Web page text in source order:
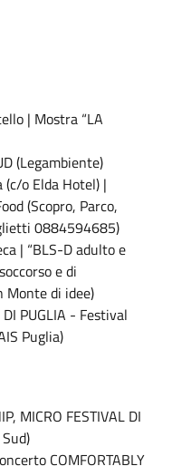
| Mostra “LA
(Legambiente)
o Elda Hotel) |
(Scopro, Parco,
0884594685)
| “BLS-D adulto e
e di
Monte di idee)
PUGLIA - Festival
Puglia)
MICRO FESTIVAL DI
COMFORTABLY